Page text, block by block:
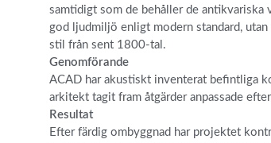
samtidigt som de behåller de antikvariska
god ljudmiljö enligt modern standard,
stil från sent 1800-tal.
Genomförande
ACAD har akustiskt inventerat befintliga
arkitekt tagit fram åtgärder anpassade
Resultat
Efter färdig ombyggnad har projektet